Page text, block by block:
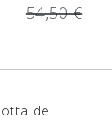
54,50 €
de